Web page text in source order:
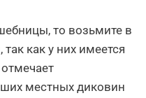
то возьмите в
как у них имеется
местных диковин